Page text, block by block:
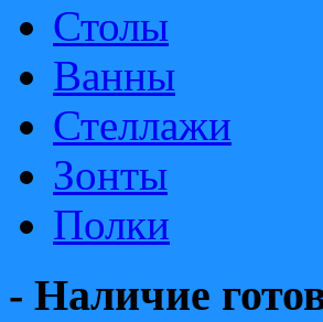
Столы
Ванны
Стеллажи
Зонты
Полки
- Наличие